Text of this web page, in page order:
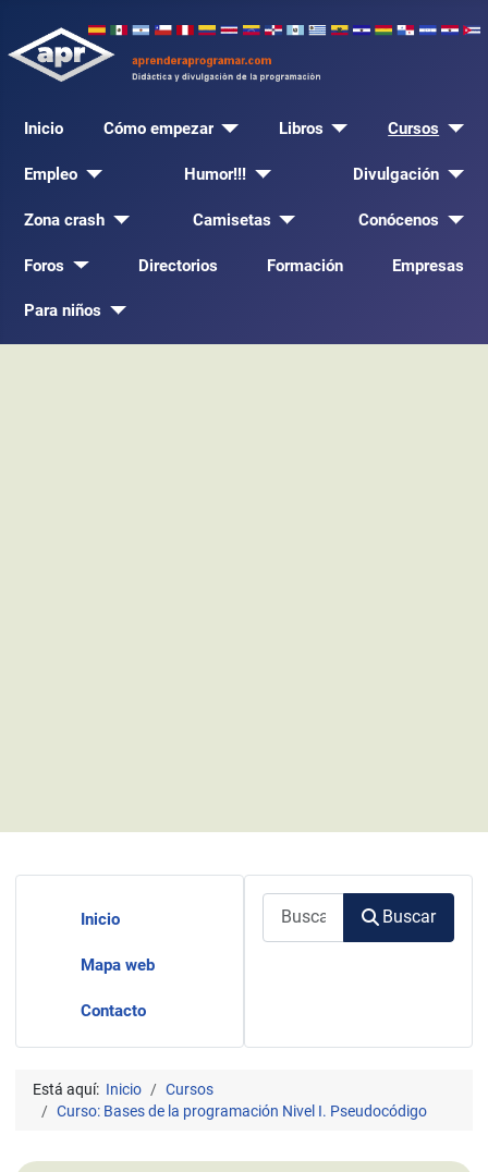
Inicio Cómo empezar Libros Cursos
Empleo Humor!!! Divulgación
Zona crash Camisetas Conócenos
Foros Directorios Formación Empresas
Para niños
Inicio
Mapa web
Contacto
Buscar
Está aquí: Inicio
Cursos
Curso: Bases de la programación Nivel I. Pseudocódigo